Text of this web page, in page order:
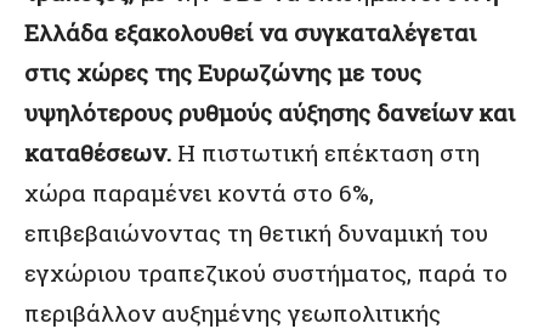
Ελλάδα εξακολουθεί να συγκαταλέγεται
στις χώρες της Ευρωζώνης με τους
υψηλότερους ρυθμούς αύξησης δανείων και
καταθέσεων. Η πιστωτική επέκταση στη
χώρα παραμένει κοντά στο 6%,
επιβεβαιώνοντας τη θετική δυναμική του
εγχώριου τραπεζικού συστήματος, παρά το
περιβάλλον αυξημένης γεωπολιτικής